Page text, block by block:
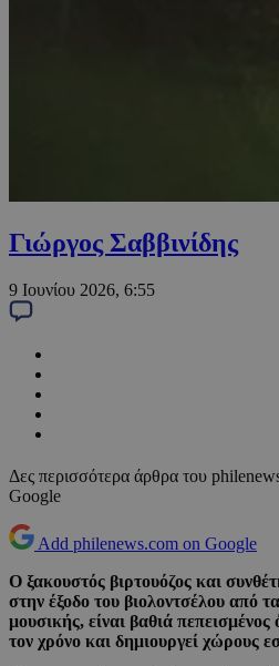
Γιώργος Σαββινίδης
9 Ιουνίου 2026, 6:55
Δες περισσότερα άρθρα του
Google
Add philenews.com on Google
Ο ξακουστός βιρτουόζος και
στην έξοδο του βιολοντσέλου από
μουσικής, είναι βαθιά πεπεισμένος
τον χρόνο και δημιουργεί χώρους